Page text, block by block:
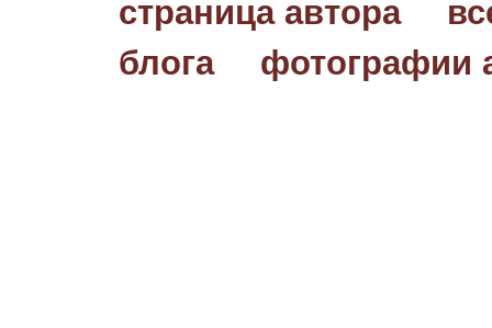
страница автора
блога
фотографии